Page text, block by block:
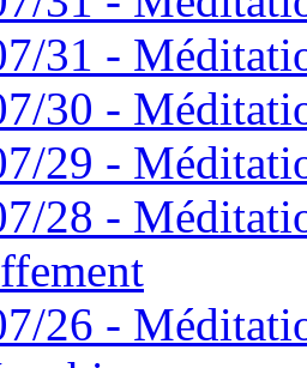
31 -
30 -
29 -
28 -
26 -